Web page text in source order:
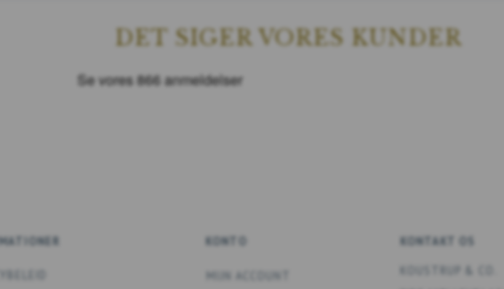
DET SIGER VORES KUNDER
KONTO
MIJN ACCOUNT
KONTAKT OS